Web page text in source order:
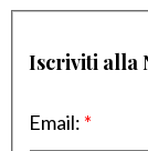
Iscriviti alla
Email: *